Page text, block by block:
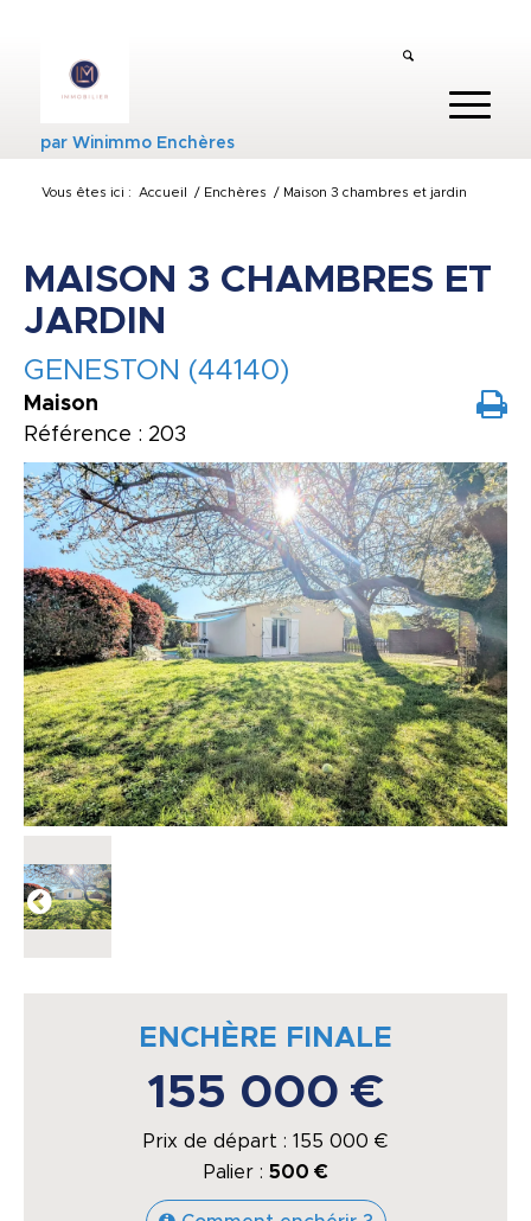
parWinimmo Enchères
Vous êtes ici : Accueil / Enchères / Maison 3 chambres et jardin
MAISON 3 CHAMBRES ET
JARDIN
GENESTON (44140)
Maison
Référence : 203
ENCHÈRE FINALE
155 000 €
Prix de départ : 155 000 €
Palier : 500 €